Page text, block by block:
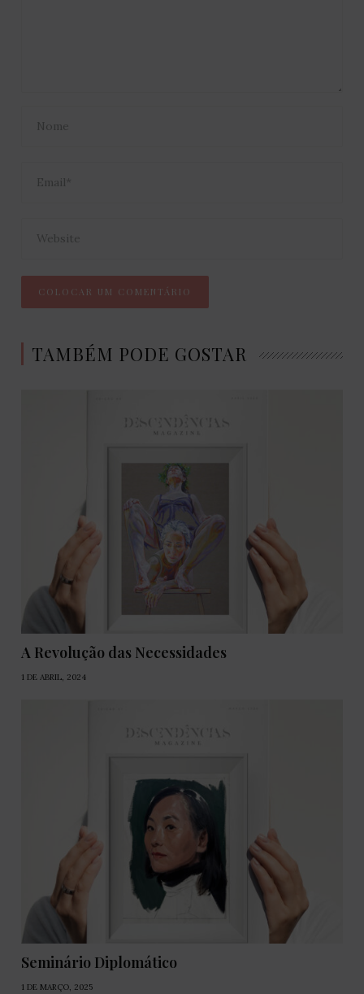
TAMBÉM PODE GOSTAR
A Revolução das Necessidades
1 DE ABRIL, 2024
Seminário Diplomático
1 DE MARÇO, 2025